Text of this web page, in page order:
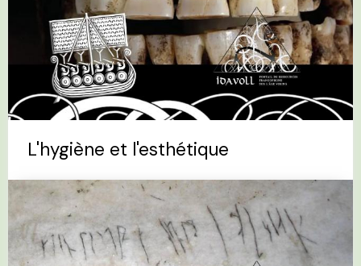
L'hygiène et l'esthétique